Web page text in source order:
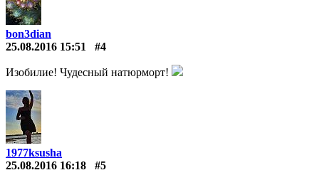
bon3dian
25.08.2016 15:51
#4
Изобилие! Чудесный натюрморт!
1977ksusha
25.08.2016 16:18
#5